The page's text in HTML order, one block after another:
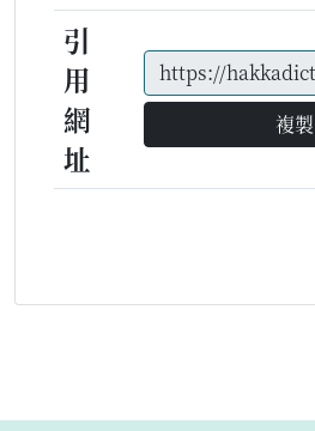
引
用
網
址
複製